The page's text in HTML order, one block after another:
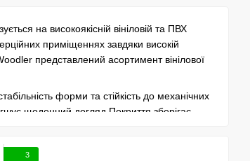
на високоякісній вініловій та ПВХ
приміщеннях завдяки високій
представлений асортимент вінілової
форми та стійкість до механічних
щоденний догляд Покриття зберігає
3